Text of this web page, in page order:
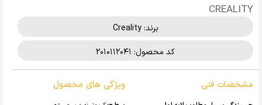
CREALITY
برند:Creality
کد محصول: 2010112041
مشخصات فنی ویژگی های محصول